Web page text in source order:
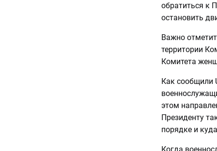
обратиться к
остановить
Важно
территории
Комитета
Как сообщили
этом
Президенту
порядке и
Когда